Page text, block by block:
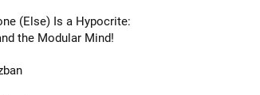
(Else) Is a Hypocrite:
the Modular Mind!